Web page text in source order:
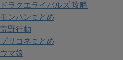
ドラクエライバルズ 攻略
モンハンまとめ
荒野行動
プリコネまとめ
ウマ娘